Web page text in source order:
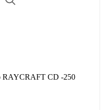
RAYCRAFT CD -250